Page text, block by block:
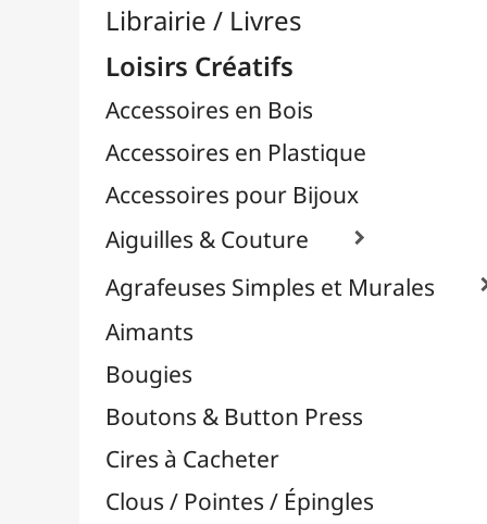
Boutons & Button Press
Clous / Pointes / Épingles
Coloriage
Crochets de Tricot
Divers
Effets Oxydation / Rouille
Emporte-Pièces & Perforatrices
Feuilles Métallisées & Foils
Feutrines & Caoutchouc Mousse
Fibres & Raphia
Fil Nylon & Elastiques
Fils Métalliques
Fleurs en Papier & Décors
Horlogerie - Mécanismes & Aiguilles
Masques